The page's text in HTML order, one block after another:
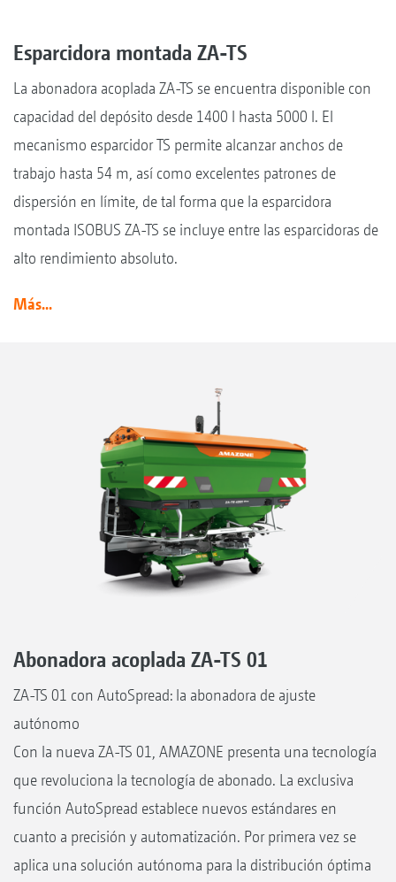
Esparcidora montada ZA-TS
La abonadora acoplada ZA-TS se encuentra disponible con
capacidad del depósito desde 1400 l hasta 5000 l. El
mecanismo esparcidor TS permite alcanzar anchos de
trabajo hasta 54 m, así como excelentes patrones de
dispersión en límite, de tal forma que la esparcidora
montada ISOBUS ZA-TS se incluye entre las esparcidoras de
alto rendimiento absoluto.
Más...
Abonadora acoplada ZA-TS 01
ZA-TS 01 con AutoSpread: la abonadora de ajuste
autónomo
Con la nueva ZA-TS 01, AMAZONE presenta una tecnología
que revoluciona la tecnología de abonado. La exclusiva
función AutoSpread establece nuevos estándares en
cuanto a precisión y automatización. Por primera vez se
aplica una solución autónoma para la distribución óptima